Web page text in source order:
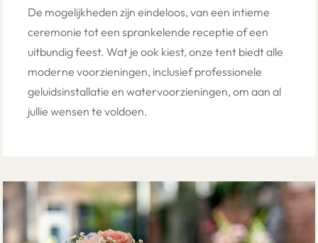
De mogelijkheden zijn eindeloos, van een intieme
ceremonie tot een sprankelende receptie of een
uitbundig feest. Wat je ook kiest, onze tent biedt alle
moderne voorzieningen, inclusief professionele
geluidsinstallatie en watervoorzieningen, om aan al
jullie wensen te voldoen.